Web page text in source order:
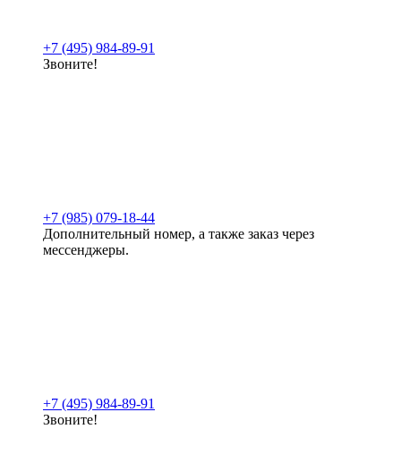
+7 (495) 984-89-91
Звоните!
+7 (985) 079-18-44
Дополнительный номер, а также заказ через
мессенджеры.
+7 (495) 984-89-91
Звоните!